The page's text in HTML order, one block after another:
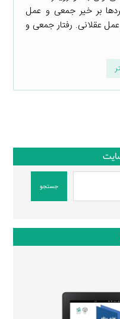
بر خیر جمعی و عمل
عمل عقلانی. رفتار جمعی و
جستجو